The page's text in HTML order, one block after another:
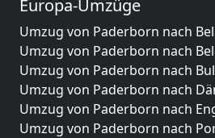
Europa-Umzüge
Umzug von Paderborn nach
Umzug von Paderborn nach
Umzug von Paderborn nach
Umzug von Paderborn nach
Umzug von Paderborn nach
Umzug von Paderborn nach